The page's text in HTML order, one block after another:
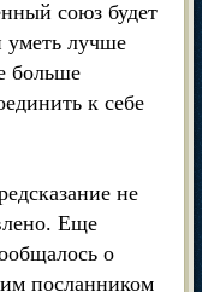
союз будет
уметь лучше
больше
к себе
не
Еще
о
посланником